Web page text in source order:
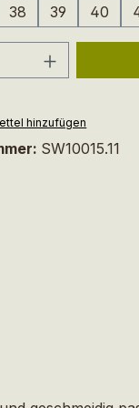
38 39 40
Anzahl:
hinzufügen
SW10015.11